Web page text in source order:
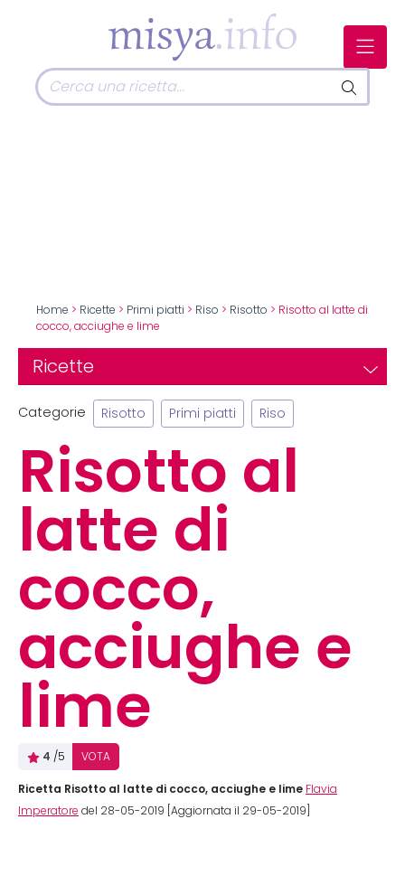
Home > Ricette > Primi piatti > Riso > Risotto > Risotto al latte di
cocco, acciughe e lime
Ricette
Categorie Risotto Primi piatti Riso
Risotto al
latte di
cocco,
acciughe e
lime
4 /5 VOTA
Ricetta Risotto al latte di cocco, acciughe e lime Flavia
Imperatore del 28-05-2019 [Aggiornata il 29-05-2019]